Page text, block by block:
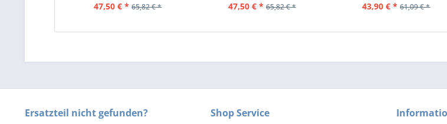
47,50 € * 65,82 € * 47,50 € * 65,82 € * 43,90 € * 61,09 € *
Ersatzteil nicht gefunden? Shop Service